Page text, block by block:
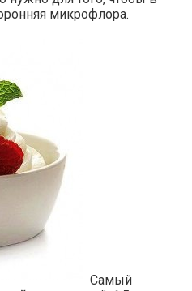
микрофлора.
Самый